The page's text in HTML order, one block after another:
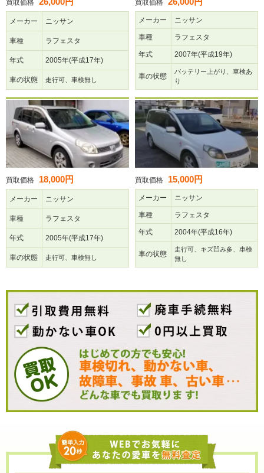
買取価格
メーカー ニッサン
車種 ラフェスタ
年式 2005年(平成17年)
車の状態 走行可、車検無し
買取価格
メーカー ニッサン
車種 ラフェスタ
年式 2007年(平成19年)
車の状態
バッテリー上がり、車検あ
り
買取価格 18,000円
メーカー ニッサン
車種 ラフェスタ
年式 2005年(平成17年)
車の状態 走行可、車検無し
買取価格 15,000円
メーカー ニッサン
車種 ラフェスタ
年式 2004年(平成16年)
車の状態
走行可、キズ凹み多、車検
無し